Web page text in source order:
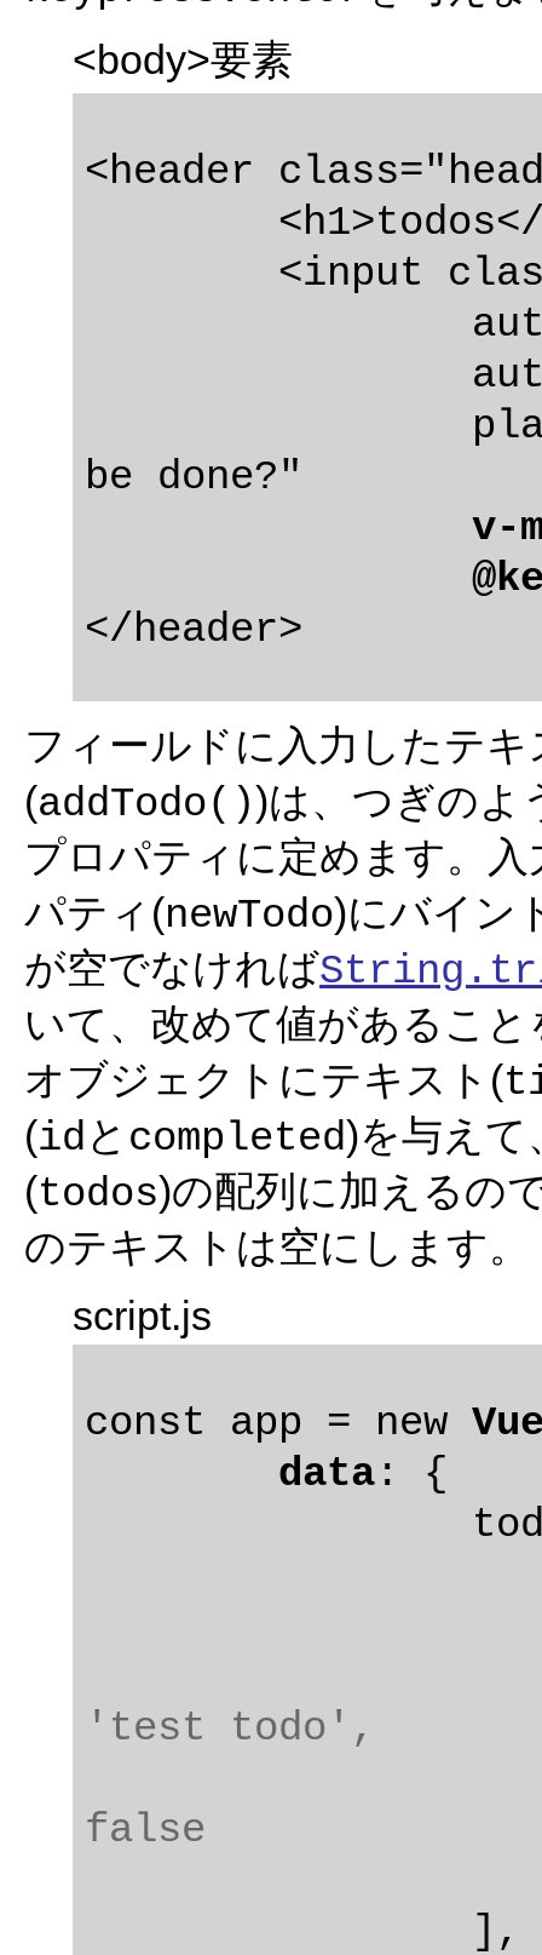
<body>要素
<header
be done?"
v-
フィールドに入力したテ
(addTodo())は、つぎのよ
プロパティに定めます。
パティ(newTodo)にバイン
が空でなければ
いて、改めて値があるこ
オブジェクトにテキスト(
(id と completed)を与えて
(todos)の配列に加えるの
のテキストは空にします。
script.js
const app = new
data : {
'test todo',
false